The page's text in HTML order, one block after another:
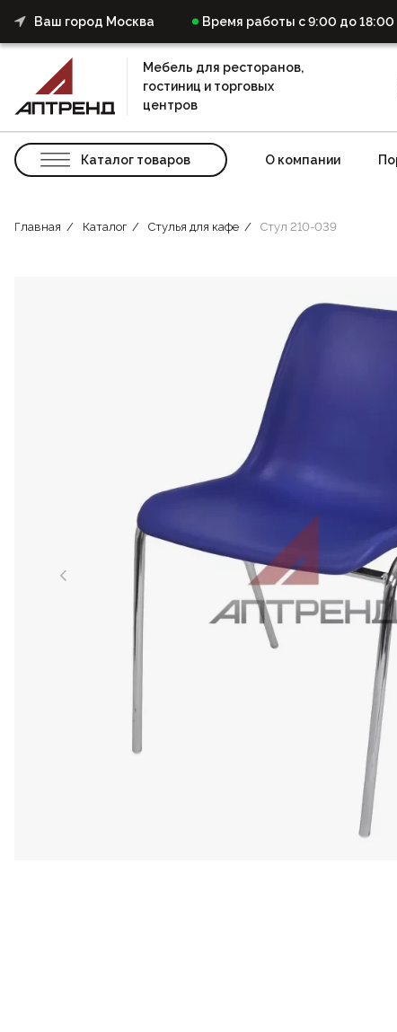
Ваш город Москва Время работы с 9:00 до 18:00
Мебель для ресторанов,
гостиниц и торговых
центров
Каталог товаров О компании
Главная Каталог Стулья для кафе Стул 210-039